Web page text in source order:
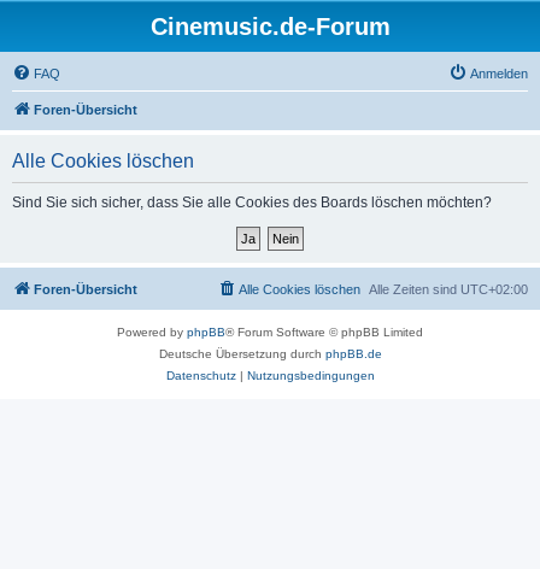
Cinemusic.de-Forum
FAQ Anmelden
Foren-Übersicht
Alle Cookies löschen
Sind Sie sich sicher, dass Sie alle Cookies des Boards löschen möchten?
Foren-Übersicht Alle Zeiten sind UTC+02:00
Alle Cookies löschen
Powered by phpBB® Forum Software © phpBB Limited
Deutsche Übersetzung durch phpBB.de
Datenschutz| Nutzungsbedingungen